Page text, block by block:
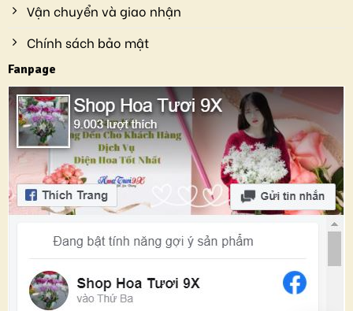
Vận chuyển và giao nhận
Chính sách bảo mật
Fanpage